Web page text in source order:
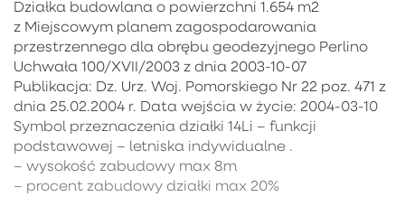
Działka budowlana o powierzchni 1.654 m2
z Miejscowym planem zagospodarowania
przestrzennego dla obrębu geodezyjnego Perlino
Uchwała 100/XVII/2003 z dnia 2003-10-07
Publikacja: Dz. Urz. Woj. Pomorskiego Nr 22 poz. 471 z
dnia 25.02.2004 r. Data wejścia w życie: 2004-03-10
Symbol przeznaczenia działki 14Li – funkcji
podstawowej – letniska indywidualne .
– wysokość zabudowy max 8m
– procent zabudowy działki max 20%